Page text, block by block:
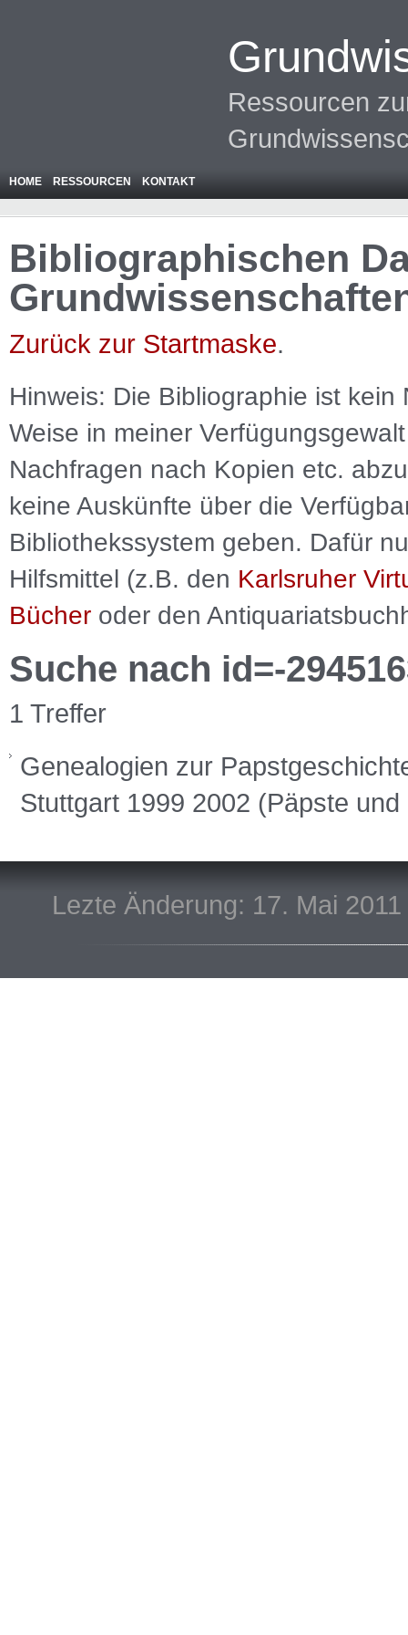
Ressourcen
HOME RESSOURCEN KONTAKT
Bibliographischen
Zurück zur Startmaske.
Hinweis: Die Bibliographie ist kein
Weise in meiner
Nachfragen nach Kopien etc.
keine Auskünfte über die
Bibliothekssystem geben. Dafür
Hilfsmittel (z.B. den Karlsruher
Bücher oder den
Suche nach id=-
1 Treffer
Genealogien zur
Stuttgart 1999 2002 (Päpste
Lezte Änderung: 17. Mai